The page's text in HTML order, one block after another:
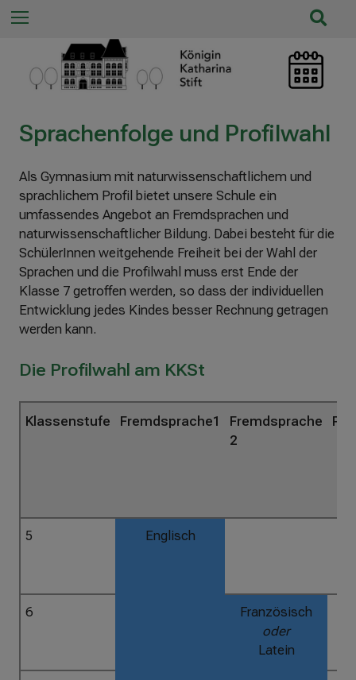
/
l
n
a
c
h
Sprachenfolge und Profilwahl
Als Gymnasium mit naturwissenschaftlichem und
sprachlichem Profil bietet unsere Schule ein
umfassendes Angebot an Fremdsprachen und
naturwissenschaftlicher Bildung. Dabei besteht für die
SchülerInnen weitgehende Freiheit bei der Wahl der
Sprachen und die Profilwahl muss erst Ende der
Klasse 7 getroffen werden, so dass der individuellen
Entwicklung jedes Kindes besser Rechnung getragen
werden kann.
Die Profilwahl am KKSt
Klassenstufe Fremdsprache1
Fremdsprache
2
5 Englisch
6
Französisch
oder
Latein